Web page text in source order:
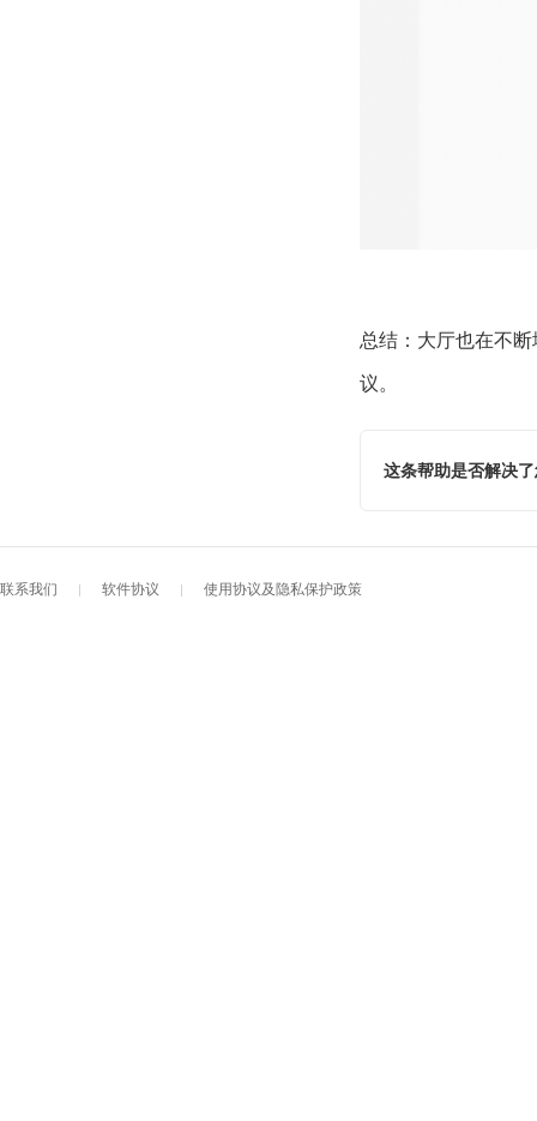
总结：大厅也在不
议。
这条帮助是否解决
联系我们 软件协议 使用协议及隐私保护政策